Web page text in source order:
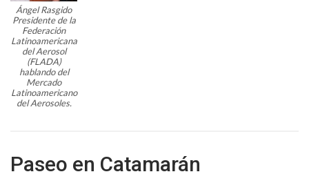
Ángel Rasgido
Presidente de la
Federación
Latinoamericana
del Aerosol
(FLADA)
hablando del
Mercado
Latinoamericano
del Aerosoles.
Paseo en Catamarán